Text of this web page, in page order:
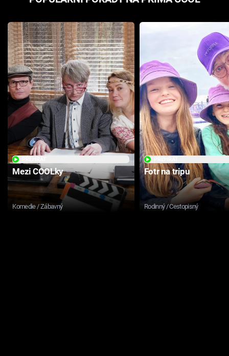
Mezi COOLky
Komedie / Zábavný
Fotr na tripu
Rodinný / Cestopisný